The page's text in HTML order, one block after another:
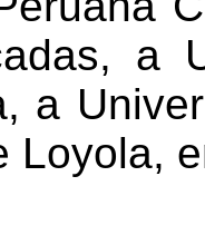
a
a
Loyola,